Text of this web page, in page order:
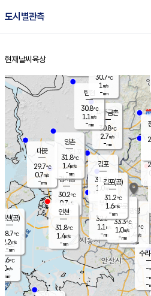
도시별관측
홈
현재날씨 육상
의도
℃
m/s
mm
경서동
30.2℃
0.7 m/s
-mm
파주금촌
30.8℃
2.7m/s
-mm
대곶
29.7℃
0.7m/s
-mm
탄현
30.8℃
1.1 m/s
-mm
김포
31.7℃
1.0 m/s
mm
광명
33.7 ℃
1.4 m/s
-mm
부천
32.6℃
1.1 m/s
-mm
양촌
31.8℃
1.4m/s
-mm
구로
33.3℃
1.0m/s
-mm
수
-
-
-
인천(공)
28.7℃
2.2m/s
-mm
김포(공)
31.2℃
1.6m/s
-mm
인천
31.8℃
1.4m/s
-mm
30.7℃
1 m/s
-mm